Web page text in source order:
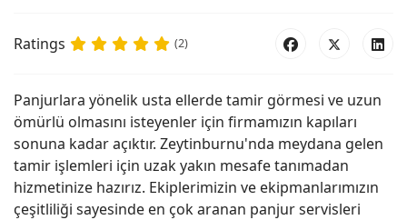
Ratings (2)
Panjurlara yönelik usta ellerde tamir görmesi ve uzun
ömürlü olmasını isteyenler için firmamızın kapıları
sonuna kadar açıktır. Zeytinburnu'nda meydana gelen
tamir işlemleri için uzak yakın mesafe tanımadan
hizmetinize hazırız. Ekiplerimizin ve ekipmanlarımızın
çeşitliliği sayesinde en çok aranan panjur servisleri